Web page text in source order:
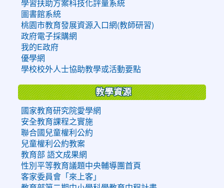
學習扶助方案科技化評量系統
圖書館系統
桃園市教育發展資源入口網(教師研習)
政府電子採購網
我的E政府
優學網
學校校外人士協助教學或活動要點
教學資源
國家教育研究院愛學網
安全教育課程之實施
聯合國兒童權利公約
兒童權利公約教案
教育部 語文成果網
性別平等教育議題中央輔導團首頁
客家委員會「來上客」